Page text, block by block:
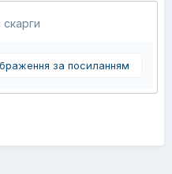
за посиланням